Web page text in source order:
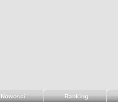
Nowości Ranking